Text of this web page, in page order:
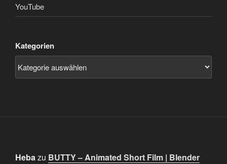
YouTube
Kategorien
Hebazu BUTTY – Animated Short Film | Blender